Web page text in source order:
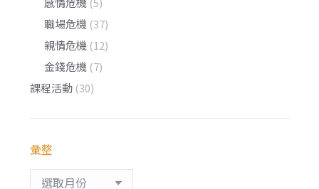
職場危機 (37)
親情危機 (12)
金錢危機 (7)
課程活動 (30)
彙整